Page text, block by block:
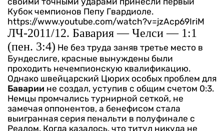
Кубок чемпионов Пепу Гвардиоле.
https://www.youtube.com/watch?v=jzAcp69IriM
ЛЧ-2011/12. Бавария — Челси — 1:1
(пен. 3:4) Не без труда заняв третье место в
Бундеслиге, красные вынуждены были
проходить нечемпионскую квалификацию.
Однако швейцарский Цюрих особых проблем для
Баварии не создал, уступив с общим счетом 0:3.
Немцы промчались турнирной сеткой, не
замечая оппонентов, а бенефисом стала
выигранная серия пенальти в полуфинале с
Реалом. Когда казалось, что титул никуда не